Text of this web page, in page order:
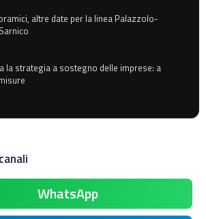
altre date per la linea Palazzolo-
la strategia a sostegno delle imprese: a
WhatsApp